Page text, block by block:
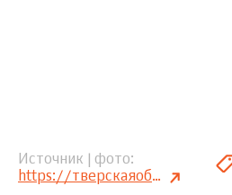
Источник | фото
https://тверскаяобласть.рф